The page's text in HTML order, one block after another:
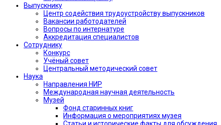
Выпускнику
Центр содействия трудоустройству выпускников
Вакансии работодателей
Вопросы по интернатуре
Аккредитация специалистов
Сотруднику
Конкурс
Учёный совет
Центральный методический совет
Наука
Направления НИР
Международная научная деятельность
Музей
Фонд старинных книг
Информация о мероприятиях музея